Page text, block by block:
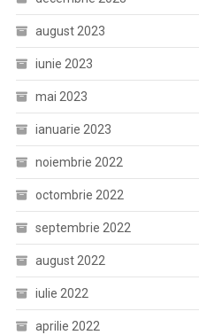
august 2023
iunie 2023
mai 2023
ianuarie 2023
noiembrie 2022
octombrie 2022
septembrie 2022
august 2022
iulie 2022
aprilie 2022